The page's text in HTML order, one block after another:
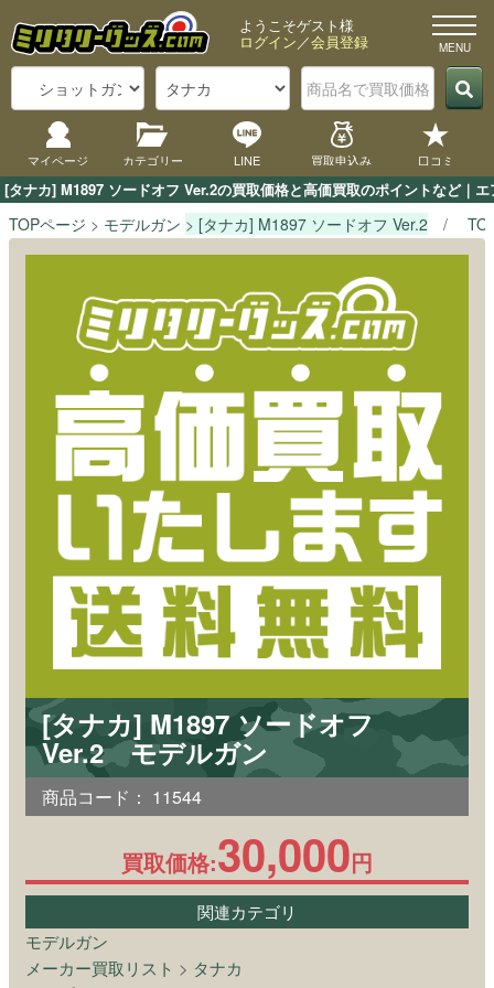
[タナカ] M1897 ソードオフ Ver.2の買取価格と高価買取のポイントなど｜
ようこそゲスト様
ログイン／会員登録
マイページ カテゴリー LINE 買取申込み 口コミ
TOPページ モデルガン [タナカ] M1897 ソードオフ Ver.2
[タナカ] M1897 ソードオフ
Ver.2 モデルガン
商品コード： 11544
買取価格:30,000円
関連カテゴリ
モデルガン
メーカー買取リスト > タナカ